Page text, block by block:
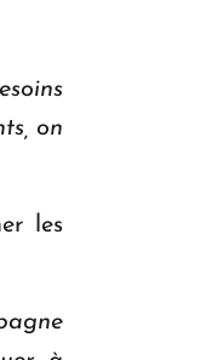
on
les